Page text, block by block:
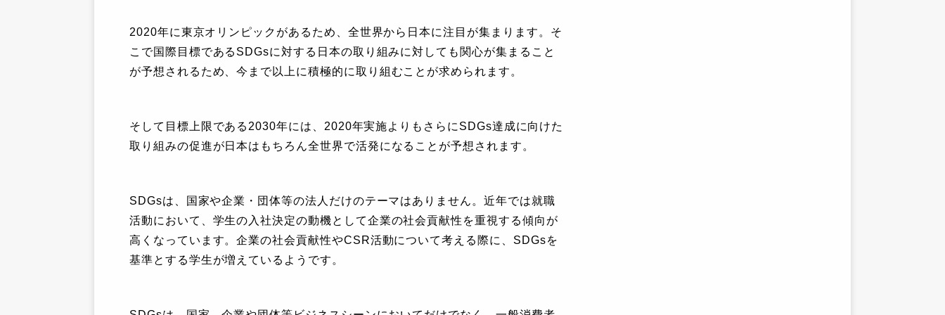
2020年に東京オリンピックがあるため、全世界から日本に注目が集まります。そ
こで国際目標であるSDGsに対する日本の取り組みに対しても関心が集まること
が予想されるため、今まで以上に積極的に取り組むことが求められます。
そして目標上限である2030年には、2020年実施よりもさらにSDGs達成に向けた
取り組みの促進が日本はもちろん全世界で活発になることが予想されます。
SDGsは、国家や企業・団体等の法人だけのテーマはありません。近年では就職
活動において、学生の入社決定の動機として企業の社会貢献性を重視する傾向が
高くなっています。企業の社会貢献性やCSR活動について考える際に、SDGsを
基準とする学生が増えているようです。